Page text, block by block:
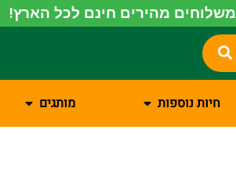
משלוחים מהירים חינם לכל הארץ!
חיות נוספות מותגים